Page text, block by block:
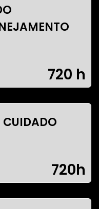
720 h
CUIDADO
720h